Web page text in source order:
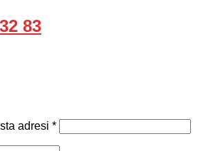
83
adresi *Gerekli